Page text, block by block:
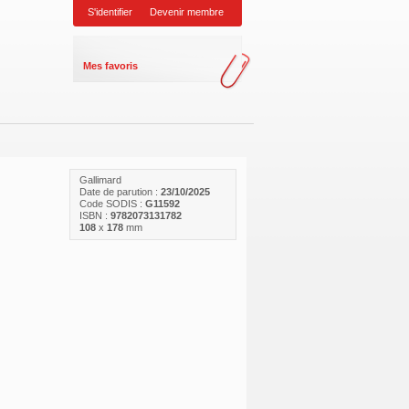
S'identifier Devenir membre
Mes favoris
Gallimard
Date de parution : 23/10/2025
Code SODIS : G11592
ISBN : 9782073131782
108x 178mm